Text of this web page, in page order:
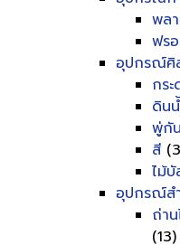
พล
ฟรอ
อุปกรณ์ศิ
กร
ดิน
พู่กัน
สี
ไม้บั
อุปกรณ์ส
ถ่า
(13)